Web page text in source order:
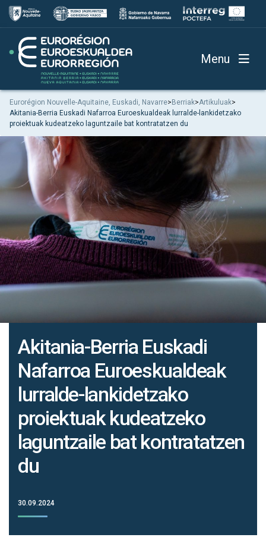
Menu
Eurorégion Nouvelle-Aquitaine, Euskadi, Navarre> Berriak>Artikuluak>
Akitania-Berria Euskadi Nafarroa Euroeskualdeak lurralde-lankidetzako
proiektuak kudeatzeko laguntzaile bat kontratatzen du
Akitania-Berria Euskadi
Nafarroa Euroeskualdeak
lurralde-lankidetzako
proiektuak kudeatzeko
laguntzaile bat kontratatzen
du
30.09.2024